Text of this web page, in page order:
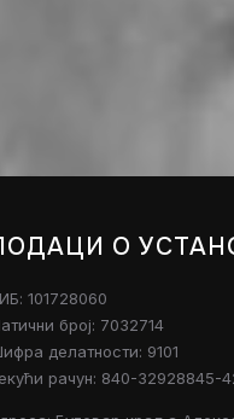
О
101728060
број: 7032714
делатности: 9101
рачун: 840-32928845-